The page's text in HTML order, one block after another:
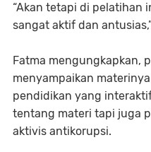
“Akan tetapi di pelatihan
sangat aktif dan
Fatma mengungkapkan,
menyampaikan
pendidikan yang
tentang materi tapi juga
aktivis antikorupsi.